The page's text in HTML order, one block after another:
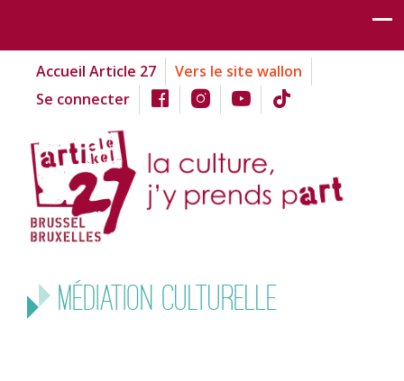
Accueil Article 27
Vers le site wallon
Se connecter
Médiation Culturelle